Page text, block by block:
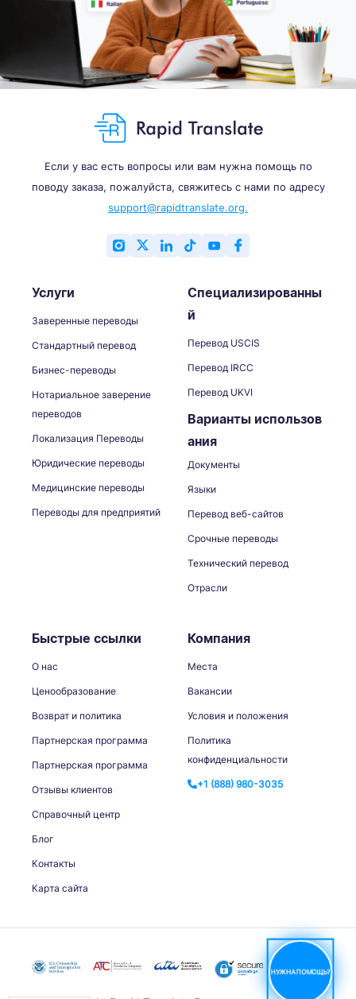
НУЖНА ПОМОЩЬ?
Если у вас есть вопросы или вам нужна помощь по
поводу заказа, пожалуйста, свяжитесь с нами по адресу
support@rapidtranslate.org.
Услуги
Заверенные переводы
Стандартный перевод
Бизнес-переводы
Нотариальное заверение
переводов
Локализация Переводы
Юридические переводы
Медицинские переводы
Переводы для предприятий
Специализированны
й
Перевод USCIS
Перевод IRCC
Перевод UKVI
Варианты использов
ания
Документы
Языки
Перевод веб-сайтов
Срочные переводы
Технический перевод
Отрасли
Быстрые ссылки
О нас
Ценообразование
Возврат и политика
Партнерская программа
Партнерская программа
Отзывы клиентов
Справочный центр
Блог
Контакты
Карта сайта
Компания
Места
Вакансии
Условия и положения
Политика
конфиденциальности
+1 (888) 980-3035